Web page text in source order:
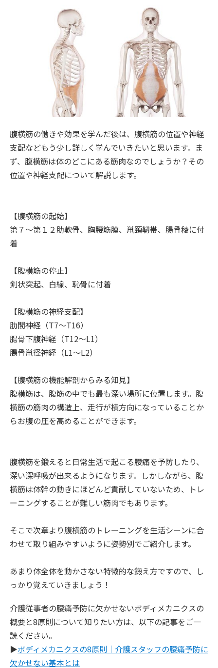
腹横筋の働きや効果を学んだ後は、腹横筋の位置や神経
支配などもう少し詳しく学んでいきたいと思います。ま
ず、腹横筋は体のどこにある筋肉なのでしょうか？その
位置や神経支配について解説します。
【腹横筋の起始】
第７～第１２肋軟骨、胸腰筋膜、鼡頚靭帯、腸骨稜に付
着
【腹横筋の停止】
剣状突起、白線、恥骨に付着
【腹横筋の神経支配】
肋間神経（T7～T16）
腸骨下腹神経（T12～L1）
腸骨鼡径神経（L1～L2）
【腹横筋の機能解剖からみる知見】
腹横筋は、腹筋の中でも最も深い場所に位置します。腹
横筋の筋肉の構造上、走行が横方向になっていることか
らお腹の圧を高めることができます。
腹横筋を鍛えると日常生活で起こる腰痛を予防したり、
深い深呼吸が出来るようになります。しかしながら、腹
横筋は体幹の動きにほどんど貢献していないため、トレ
ーニングすることが難しい筋肉でもあります。
そこで次章より腹横筋のトレーニングを生活シーンに合
わせて取り組みやすいように姿勢別でご紹介します。
あまり体全体を動かさない特徴的な鍛え方ですので、し
っかり覚えていきましょう！
介護従事者の腰痛予防に欠かせないボディメカニクスの
概要と8原則について知りたい方は、以下の記事をご一
読ください。
▶︎ボディメカニクスの8原則｜介護スタッフの腰痛予防に
欠かせない基本とは